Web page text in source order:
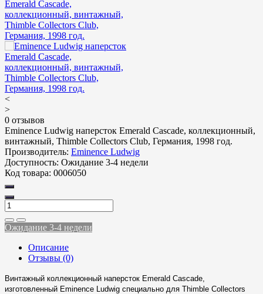
<
>
0 отзывов
Eminence Ludwig наперсток Emerald Cascade, коллекционный,
винтажный, Thimble Collectors Club, Германия, 1998 год.
Производитель: Eminence Ludwig
Доступность: Ожидание 3-4 недели
Код товара: 0006050
Ожидание 3-4 недели
Описание
Отзывы (0)
Винтажный коллекционный наперсток Emerald Cascade,
изготовленный Eminence Ludwig специально для Thimble Collectors